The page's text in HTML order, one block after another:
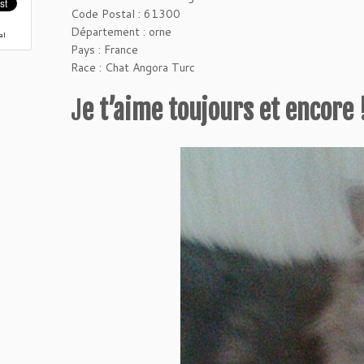
Code Postal : 61300
Département : orne
Pays : France
Race : Chat Angora Turc
Je t’aime toujours et encore